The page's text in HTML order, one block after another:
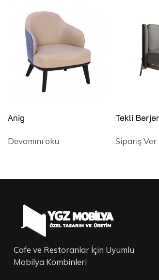
Anig
Devamını oku
Tekli
Sipariş Ver
Cafe ve Restoranlar İçin Uyumlu
Mobilya Kombinleri